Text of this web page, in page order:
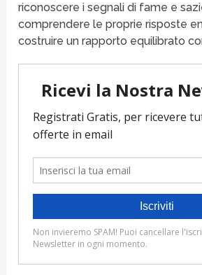
riconoscere i segnali di fame e
comprendere le proprie risposte
costruire un rapporto equilibrato